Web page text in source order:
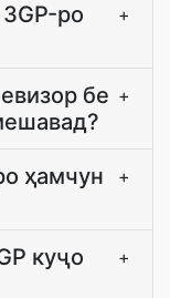
ро
+
бе +
ҳамчун
+
куҷо
+